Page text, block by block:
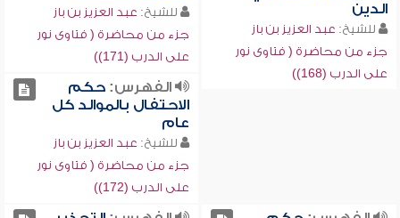
الدين
للشيخ: عبد العزيز بن باز
جزء من محاضرة ( فتاوى نور
على الدرب (168))
للشيخ: عبد العزيز بن باز
جزء من محاضرة ( فتاوى نور
على الدرب (171))
الفهرس:حكم
الاحتفال بالموالد كل
عام
للشيخ: عبد العزيز بن باز
جزء من محاضرة ( فتاوى نور
على الدرب (172))